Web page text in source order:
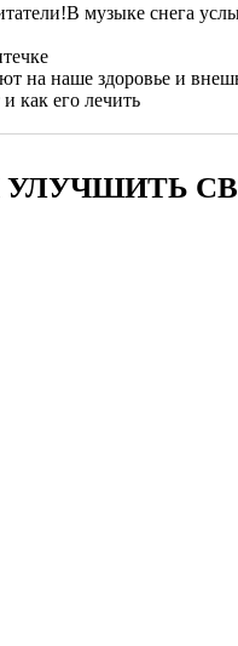
В музыке снега
на наше здоровье и
как его лечить
УЛУЧШИТЬ